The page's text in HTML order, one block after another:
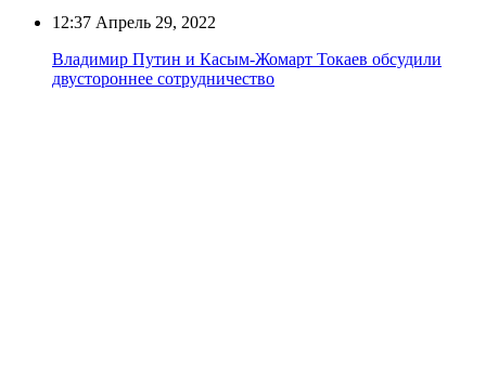
12:37 Апрель 29, 2022
Владимир Путин и Касым-Жомарт Токаев обсудили
двустороннее сотрудничество